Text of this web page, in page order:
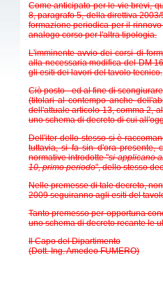
Come anticipato per le vie brevi,
8, paragrafo 5, delladirettiva 2003/
formazione periodica per il
analogo corso per l'altra tipologia.
L'imminente avvio dei corsi di
alla necessaria modifica delDM
gli esiti dei lavori del tavolo tecnico.
Ciò posto - ed al fine di
(titolari al contempo anche
dell'attuale articolo 13, comma 2,
uno schema di decreto di cui
Dell'iter dello stesso si è
tuttavia, si fa sin d'ora presente,
normative introdotte "si applicano
10, primo periodo", dello stesso
Nelle premesse di tale decreto,
2009seguiranno agli esiti del
Tanto premesso per opportuna
uno schema di decreto recante le
Il Capo del Dipartimento
(Dott. Ing. Amedeo FUMERO)